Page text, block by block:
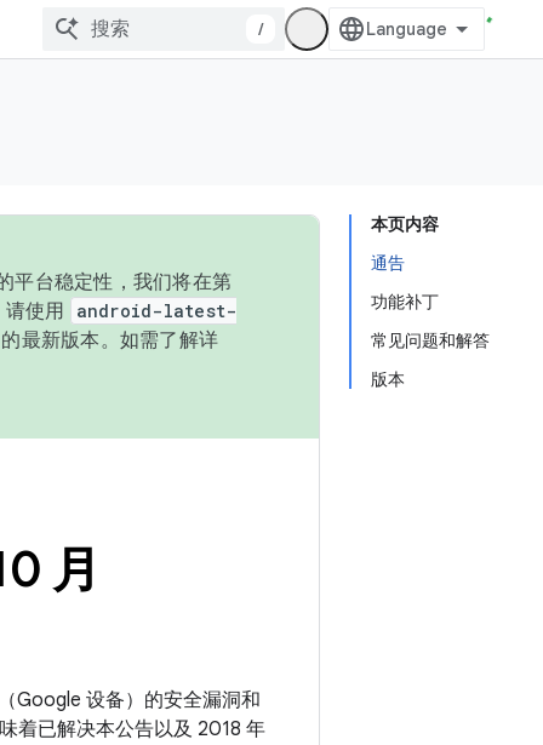
/
本页内容
通告
功能补丁
常见问题和解答
版本
平台稳定性，我们将在第
使用
android-latest-
最新版本。如需了解详
月
Google 设备）的安全漏洞和
着已解决本公告以及 2018 年